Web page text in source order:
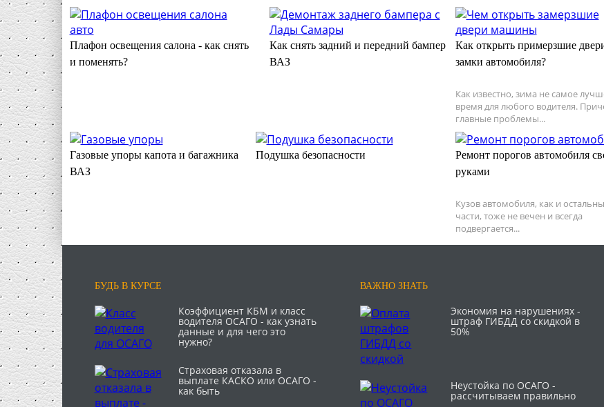
Плафон освещения салона - как снять
и поменять?
Как снять задний и передний бампер
ВАЗ
Как открыть примерзшие
замки автомобиля?
Как известно, зима не самое
время для любого водителя.
главные проблемы...
Газовые упоры капота и багажника
ВАЗ
Подушка безопасности
Ремонт порогов автомобиля
руками
Кузов автомобиля, как и
части, тоже не вечен и всегда
подвергается...
БУДЬ В КУРСЕ
Коэффициент КБМ и класс
водителя ОСАГО - как узнать
данные и для чего это
нужно?
Страховая отказала в
выплате КАСКО или ОСАГО -
как быть
ВАЖНО ЗНАТЬ
Экономия на нарушениях -
штраф ГИБДД со скидкой в
50%
Неустойка по ОСАГО -
рассчитываем правильно